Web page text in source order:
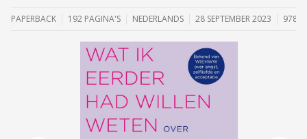
PAPERBACK 192 PAGINA'S NEDERLANDS 28 SEPTEMBER 2023